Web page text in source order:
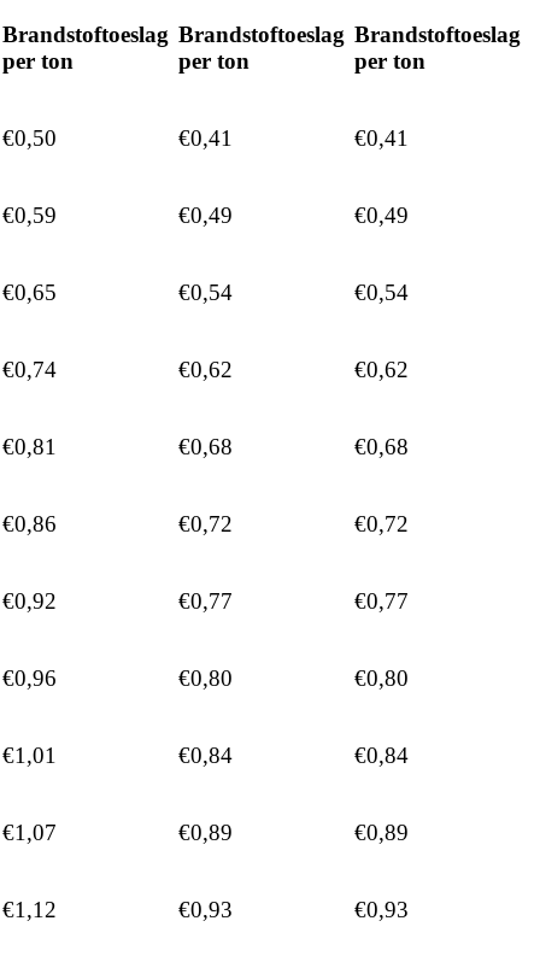
Brandstoftoeslag
per ton
Brandstoftoeslag
per ton
Brandstoftoeslag
per ton
€0,50 €0,41 €0,41
€0,59 €0,49 €0,49
€0,65 €0,54 €0,54
€0,74 €0,62 €0,62
€0,81 €0,68 €0,68
€0,86 €0,72 €0,72
€0,92 €0,77 €0,77
€0,96 €0,80 €0,80
€1,01 €0,84 €0,84
€1,07 €0,89 €0,89
€1,12 €0,93 €0,93